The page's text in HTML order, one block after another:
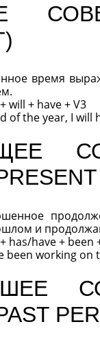
время
will + have + V3
of the year, I will
и
has/have + been
been working on